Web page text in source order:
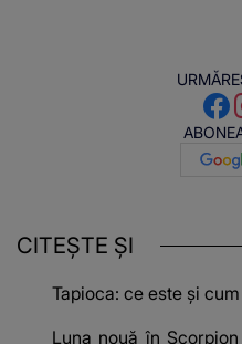
CITEȘTE ȘI
Tapioca: ce este și
Luna nouă în